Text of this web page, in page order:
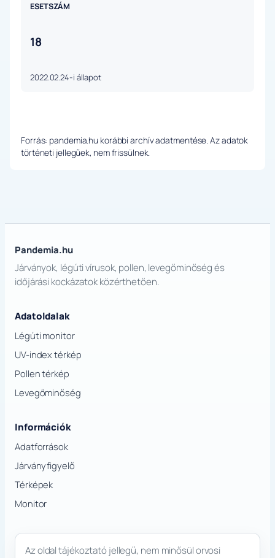
ESETSZÁM
18
2022.02.24-i állapot
Forrás: pandemia.hu korábbi archív adatmentése. Az adatok
történeti jellegűek, nem frissülnek.
Pandemia.hu
Járványok, légúti vírusok, pollen, levegőminőség és
időjárási kockázatok közérthetően.
Adatoldalak
Légúti monitor
UV-index térkép
Pollen térkép
Levegőminőség
Információk
Adatforrások
Járványfigyelő
Térképek
Monitor
Az oldal tájékoztató jellegű, nem minősül orvosi